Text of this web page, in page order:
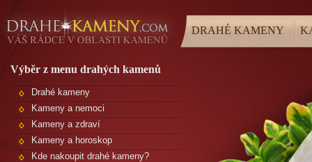
DRAHÉ KAMENY
Výběr z menu drahých kamenů
Drahé kameny
Kameny a nemoci
Kameny a zdraví
Kameny a horoskop
Kde nakoupit drahé kameny?